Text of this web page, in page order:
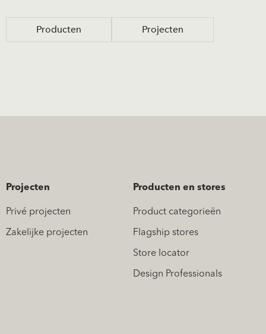
Producten Projecten
Projecten
Privé projecten
Zakelijke projecten
Producten en stores
Product categorieën
Flagship stores
Store locator
Design Professionals